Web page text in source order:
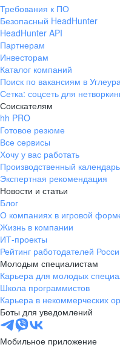
Требования к ПО
Безопасный HeadHunter
HeadHunter API
Партнерам
Инвесторам
Каталог компаний
Поиск по вакансиям в
Сетка: соцсеть для
Соискателям
hh PRO
Готовое резюме
Все сервисы
Хочу у вас работать
Производственный календарь
Экспертная рекомендация
Новости и статьи
Блог
О компаниях в игровой
Жизнь в компании
ИТ-проекты
Рейтинг работодателей
Молодым специалистам
Карьера для молодых
Школа программистов
Карьера в некоммерческих
Боты для уведомлений
Мобильное приложение